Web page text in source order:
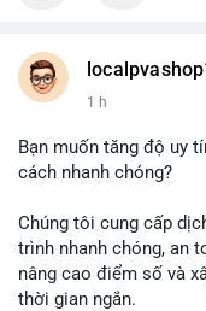
1 h
Bạn muốn tăng độ uy
cách nhanh chóng?
Chúng tôi cung cấp
trình nhanh chóng, an
nâng cao điểm số và
thời gian ngắn.